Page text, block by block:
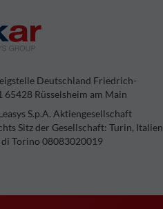
Deutschland Friedrich-
65428 Rüsselsheim am Main
S.p.A. Aktiengesellschaft
Sitz der Gesellschaft: Turin, Italien
di Torino 08083020019